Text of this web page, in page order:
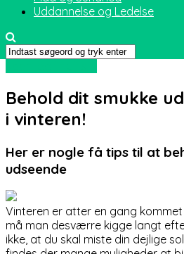
Uddannelse og Ledelse
Behold dit smukke
i vinteren!
Her er nogle få tips til at
udseende
Vinteren er atter en gang
må man desværre kigge langt
ikke, at du skal miste din dejlige